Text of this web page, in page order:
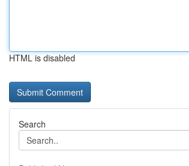
HTML is disabled
Search